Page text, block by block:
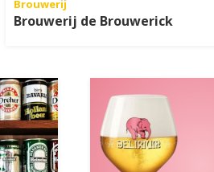
Brouwerij
Brouwerij de Brouwerick